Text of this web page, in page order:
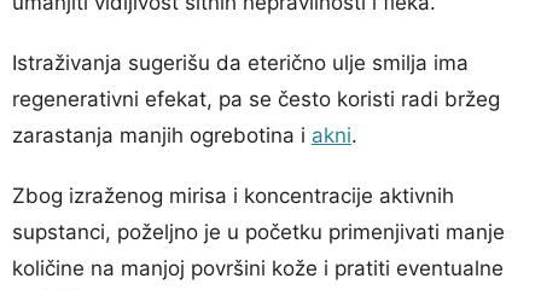
Istraživanja sugerišu da eterično ulje smilja ima
regenerativni efekat, pa se često koristi radi bržeg
zarastanja manjih ogrebotina i akni.
Zbog izraženog mirisa i koncentracije aktivnih
supstanci, poželjno je u početku primenjivati manje
količine na manjoj površini kože i pratiti eventualne